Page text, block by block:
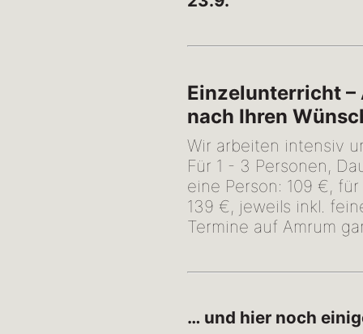
Einzelunterricht –
nach Ihren
Wir arbeiten intensiv
Für 1 - 3 Personen,
eine Person: 109 €,
139 €, jeweils inkl.
Termine auf Amrum
… und hier noch